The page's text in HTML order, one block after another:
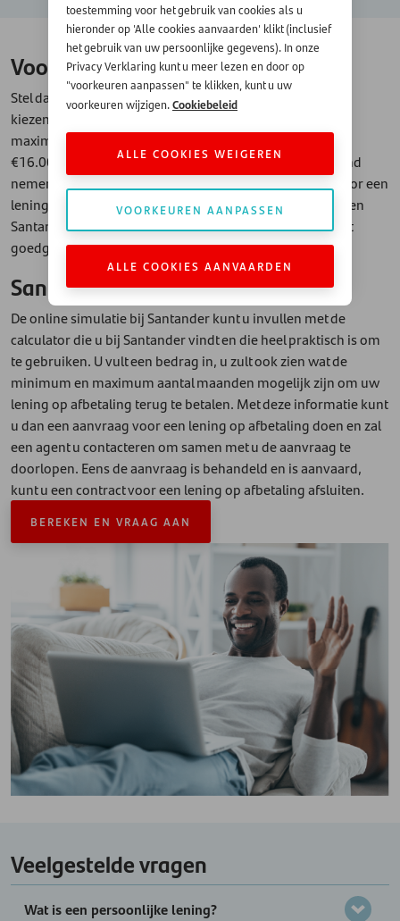
Voorbeeld van een online simulatie
Stel dat u een leenbedrag van €10.000 wenst, dan kunt u
kiezen tussen een looptijd van minimum 12 maand tot
maximum 48 maand. Overweegt u een leenbedrag van
€16.000, dan kunt u een looptijd van maximum 84 maand
nemen. Met deze informatie kunt u dan een aanvraag voor een
lening op afbetaling doen, wordt deze behandeld door een
Santander financieel expert. En indien de aanvraag wordt
goedgekeurd, kunt u een persoonlijke lening afsluiten.
Santander online simulatie
De online simulatie bij Santander kunt u invullen met de
calculator die u bij Santander vindt en die heel praktisch is om
te gebruiken. U vult een bedrag in, u zult ook zien wat de
minimum en maximum aantal maanden mogelijk zijn om uw
lening op afbetaling terug te betalen. Met deze informatie kunt
u dan een aanvraag voor een lening op afbetaling doen en zal
een agent u contacteren om samen met u de aanvraag te
doorlopen. Eens de aanvraag is behandeld en is aanvaard,
kunt u een contract voor een lening op afbetaling afsluiten.
BEREKEN EN VRAAG AAN
Veelgestelde vragen
Wat is een persoonlijke lening?
toestemming voor het gebruik van cookies als u
hieronder op 'Alle cookies aanvaarden' klikt (inclusief
het gebruik van uw persoonlijke gegevens). In onze
Privacy Verklaring kunt u meer lezen en door op
"voorkeuren aanpassen" te klikken, kunt u uw
voorkeuren wijzigen.Cookiebeleid
ALLE COOKIES WEIGEREN
VOORKEUREN AANPASSEN
ALLE COOKIES AANVAARDEN